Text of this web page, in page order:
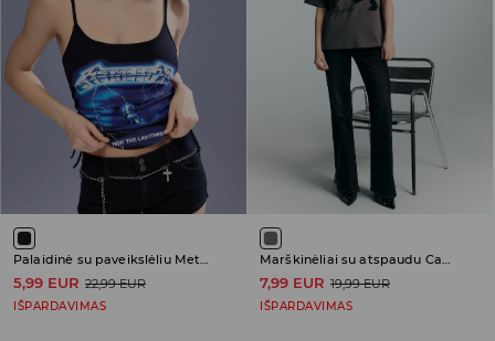
Palaidinė su paveikslėliu Metallica
5,99 EUR 22,99 EUR
IŠPARDAVIMAS
Marškinėliai su atspaudu Camila Cabello
7,99 EUR 19,99 EUR
IŠPARDAVIMAS